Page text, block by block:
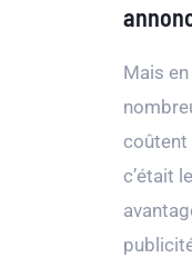
Mais
coûtent
c’était